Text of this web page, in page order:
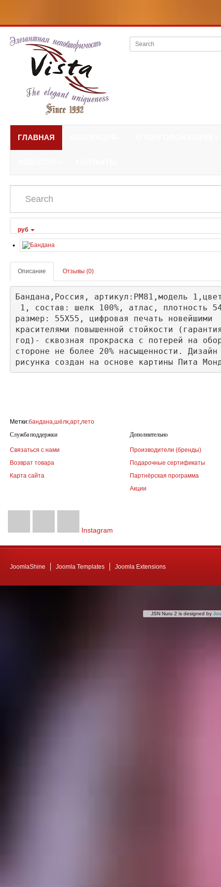
ГЛАВНАЯ
руб
Описание Отзывы (0)
Бандана,Россия, артикул:PM81,модель
1, состав: шелк 100%, атлас, плотность
размер: 55Х55, цифровая печать новейшими
красителями повышенной стойкости
год)- сквозная прокраска с потерей на
стороне не более 20% насыщенности.
рисунка создан на основе картины Пита
Метки:бандана,шёлк,арт,лето
Служба поддержки
Связаться с нами
Возврат товара
Карта сайта
Дополнительно
Производители (бренды)
Подарочные сертификаты
Партнёрская программа
Акции
Instagram
JoomlaShine Joomla Templates Joomla Extensions
JSN Nuru 2 is designed by